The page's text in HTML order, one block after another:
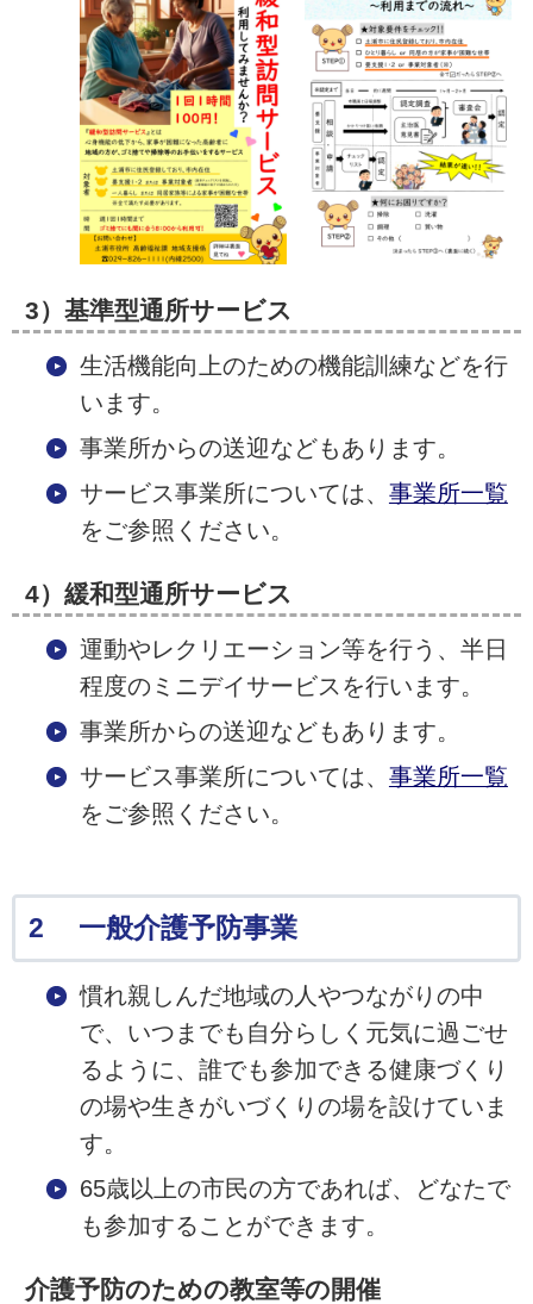
3）基準型通所サービス
生活機能向上のための機能訓練などを行
います。
事業所からの送迎などもあります。
サービス事業所については、 事業所一覧
をご参照ください。
4）緩和型通所サービス
運動やレクリエーション等を行う、半日
程度のミニデイサービスを行います。
事業所からの送迎などもあります。
サービス事業所については、 事業所一覧
をご参照ください。
2 一般介護予防事業
慣れ親しんだ地域の人やつながりの中
で、いつまでも自分らしく元気に過ごせ
るように、誰でも参加できる健康づくり
の場や生きがいづくりの場を設けていま
す。
65歳以上の市民の方であれば、どなたで
も参加することができます。
介護予防のための教室等の開催